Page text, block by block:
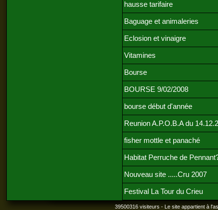
hausse tarifaire
Baguage et animaleries
Eclosion et vinaigre
Vitamines
Bourse
BOURSE 9/02/2008
bourse début d'année
Reunion A.P.O.B.A du
fisher mottle et panaché
Habitat Perruche de
Nouveau site .....Cru 2007
Festival La Tour du Crieu
39500316 visiteurs - Le site appartient à